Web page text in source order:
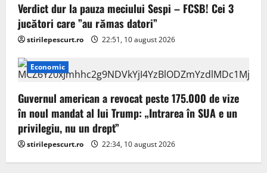
Verdict dur la pauza meciului Sespi – FCSB! Cei 3
jucători care ”au rămas datori”
stirilepescurt.ro 22:51, 10 august 2026
Economic
Guvernul american a revocat peste 175.000 de vize
în noul mandat al lui Trump: „Intrarea în SUA e un
privilegiu, nu un drept”
stirilepescurt.ro 22:34, 10 august 2026